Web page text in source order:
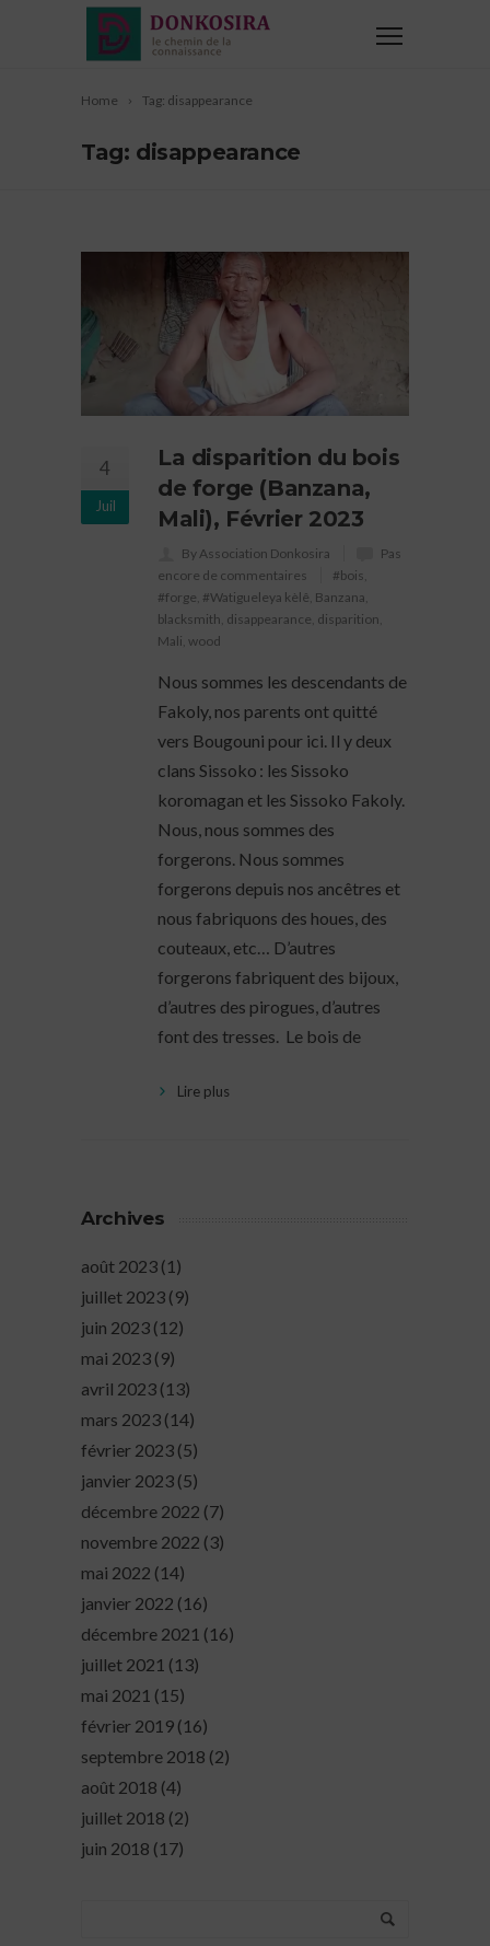
Home Tag: disappearance
Tag: disappearance
4
Juil
La disparition du bois
de forge (Banzana,
Mali), Février 2023
By Association Donkosira
Pas
encore de commentaires
#bois
#forge #Watigueleya kèlê Banzana
blacksmith disappearance disparition
Mali wood
Nous sommes les descendants de
Fakoly, nos parents ont quitté
vers Bougouni pour ici. Il y deux
clans Sissoko : les Sissoko
koromagan et les Sissoko Fakoly.
Nous, nous sommes des
forgerons. Nous sommes
forgerons depuis nos ancêtres et
nous fabriquons des houes, des
couteaux, etc… D’autres
forgerons fabriquent des bijoux,
d’autres des pirogues, d’autres
font des tresses. Le bois de
Lire plus
Archives
août 2023 (1)
juillet 2023 (9)
juin 2023 (12)
mai 2023 (9)
avril 2023 (13)
mars 2023 (14)
février 2023 (5)
janvier 2023 (5)
décembre 2022 (7)
novembre 2022 (3)
mai 2022 (14)
janvier 2022 (16)
décembre 2021 (16)
juillet 2021 (13)
mai 2021 (15)
février 2019 (16)
septembre 2018 (2)
août 2018 (4)
juillet 2018 (2)
juin 2018 (17)